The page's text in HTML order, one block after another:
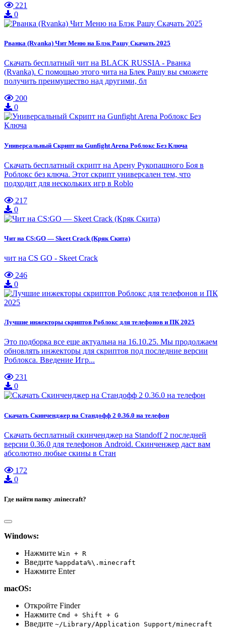
221
0
Рванка (Rvanka) Чит Меню на Блэк Рашу Скачать 2025
Скачать бесплатный чит на BLACK RUSSIA - Рванка
(Rvanka). С помощью этого чита на Блек Рашу вы сможете
получить преимущество над другими, бл
200
0
Универсальный Скрипт на Gunfight Arena Роблокс Без Ключа
Скачать бесплатный скрипт на Арену Рукопашного Боя в
Роблокс без ключа. Этот скрипт универсален тем, что
подходит для нескольких игр в Roblo
217
0
Чит на CS:GO — Skeet Crack (Кряк Скита)
чит на CS GO - Skeet Crack
246
0
Лучшие инжекторы скриптов Роблокс для телефонов и ПК 2025
Это подборка все еще актуальна на 16.10.25. Мы продолжаем
обновлять инжекторы для скриптов под последние версии
Роблокса. Введение Игр...
231
0
Скачать Скинченджер на Стандофф 2 0.36.0 на телефон
Скачать бесплатный скинченджер на Standoff 2 последней
версии 0.36.0 для телефонов Android. Скинченжер даст вам
абсолютно любые скины в Стан
172
0
Где найти папку .minecraft?
Windows:
Нажмите Win + R
Введите %appdata%\.minecraft
Нажмите Enter
macOS:
Откройте Finder
Нажмите Cmd + Shift + G
Введите ~/Library/Application Support/minecraft